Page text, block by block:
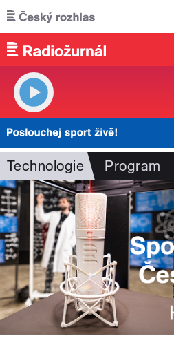
Přejít k hlavnímu obsahu
Technologie Program